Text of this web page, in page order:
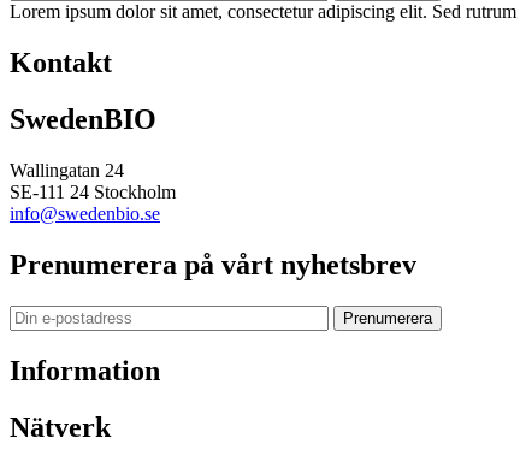
Lorem ipsum dolor sit amet, consectetur adipiscing elit. Sed
Kontakt
SwedenBIO
Wallingatan 24
SE-111 24 Stockholm
info@swedenbio.se
Prenumerera på vårt nyhetsbrev
Prenumerera
Information
Nätverk